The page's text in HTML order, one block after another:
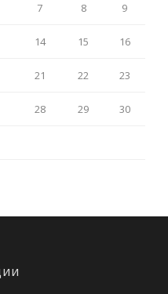
7 8 9
14 15 16
21 22 23
28 29 30